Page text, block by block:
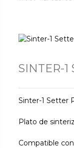
SINTER-1
Sinter-1 Setter
Plato de
Compatible